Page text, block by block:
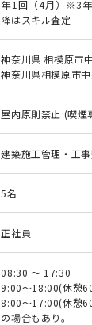
年1回（4月）※3
降はスキル査定
神奈川県 相模原市
神奈川県相模原市
屋内原則禁止 (喫煙
建築施工管理・工
5名
正社員
08:30 ～ 17:30
9:00～18:00(休憩
8:00～17:00(休憩
の場合もあり。